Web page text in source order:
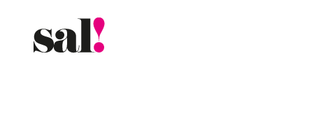
contenido